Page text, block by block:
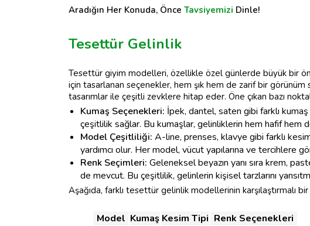
Aradığın Her Konuda, Önce Tavsiyemizi Dinle!
Tesettür Gelinlik
Tesettür giyim modelleri, özellikle özel günlerde büyük bir
için tasarlanan seçenekler, hem şık hem de zarif bir
tasarımlar ile çeşitli zevklere hitap eder. Öne çıkan bazı
Kumaş Seçenekleri: İpek, dantel, saten gibi farklı
çeşitlilik sağlar. Bu kumaşlar, gelinliklerin hem hafif hem
Model Çeşitliliği: A-line, prenses, klavye gibi farklı
yardımcı olur. Her model, vücut yapılarına ve tercihlere
Renk Seçimleri: Geleneksel beyazın yanı sıra krem,
de mevcut. Bu çeşitlilik, gelinlerin kişisel tarzlarını
Aşağıda, farklı tesettür gelinlik modellerinin karşılaştırmalı
Model Kumaş Kesim Tipi Renk Seçenekleri